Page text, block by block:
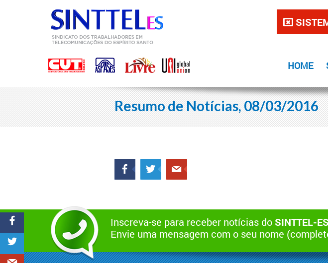
HOME
Resumo de Notícias, 08/03/2016
Inscreva-se para receber notícias do SINTTEL-ES
Envie uma mensagem com o seu nome